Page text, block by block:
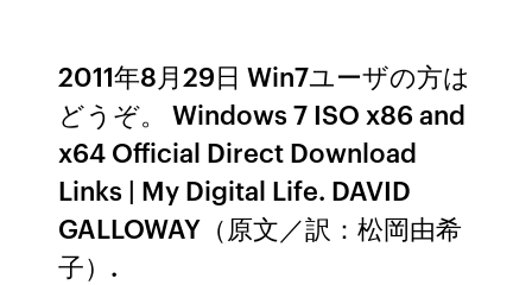
2011年8月29日 Win7ユーザの方は
どうぞ。 Windows 7 ISO x86 and
x64 Official Direct Download
Links | My Digital Life. DAVID
GALLOWAY（原文／訳：松岡由希
子）.